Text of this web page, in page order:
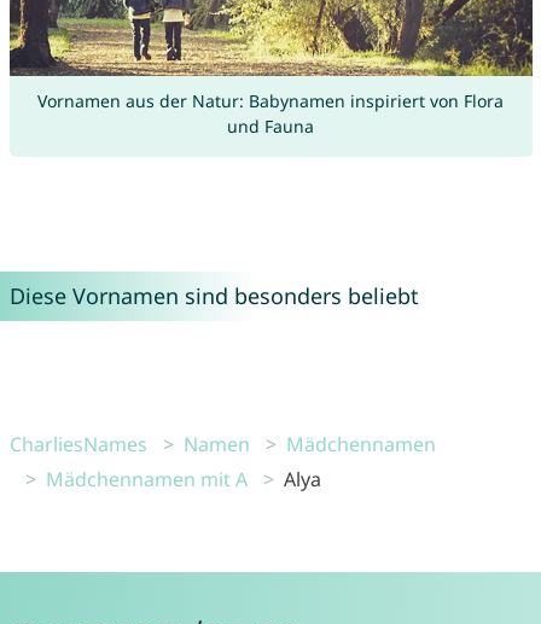
Vornamen aus der Natur: Babynamen inspiriert von Flora
und Fauna
Diese Vornamen sind besonders beliebt
CharliesNames Namen
Mädchennamen
Mädchennamen mit A
Alya